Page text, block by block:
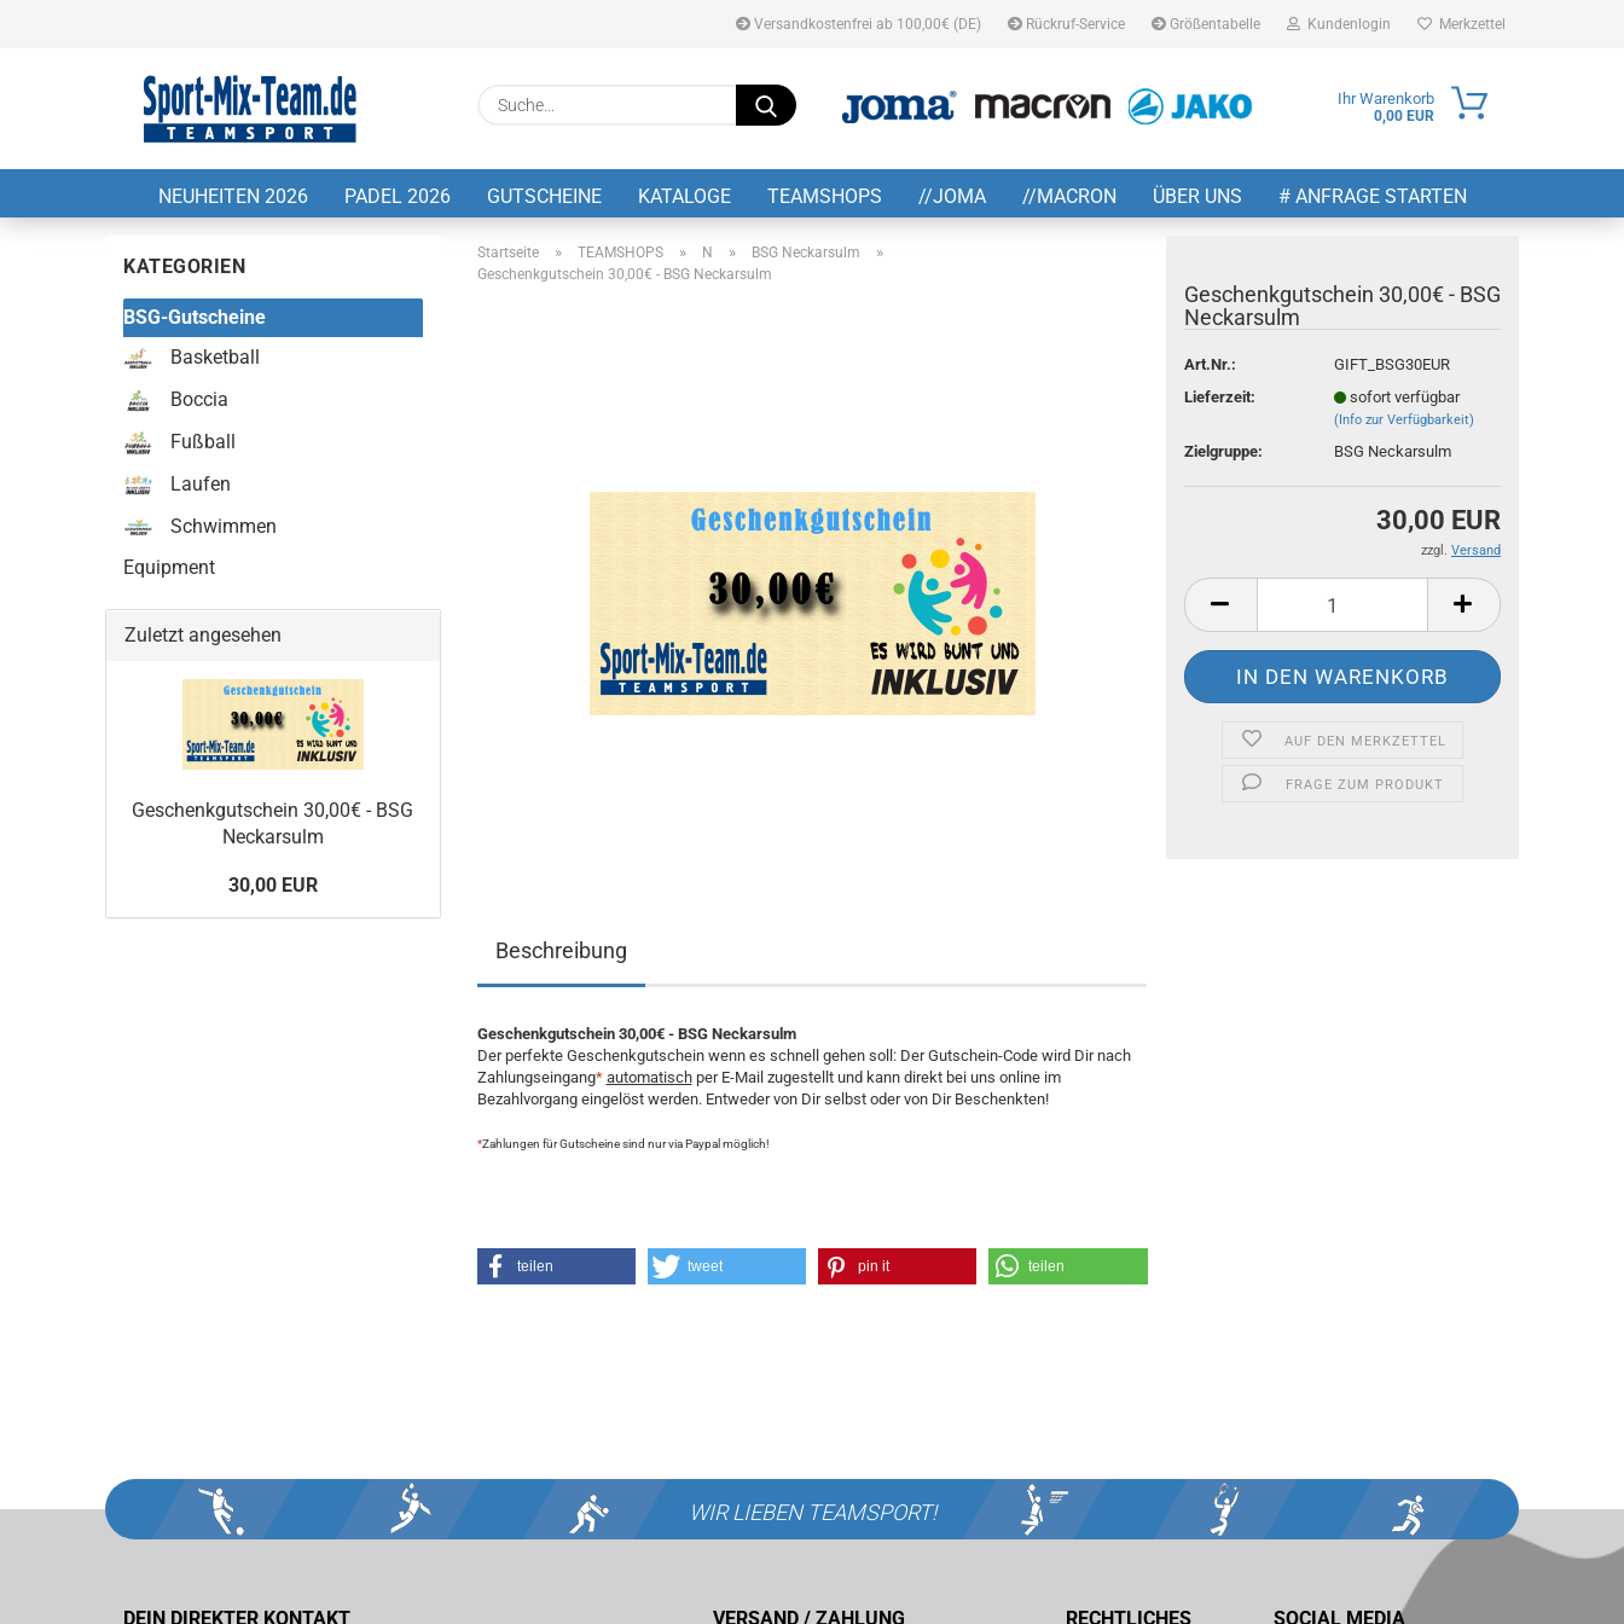
Versandkostenfrei ab 100,00€ (DE) Rückruf-Service Größentabelle Kundenlogin
Passwort
Passwort vergessen?
Merkzettel
Suche... Ihr Warenkorb
0,00 EUR
NEUHEITEN 2026 PADEL 2026 GUTSCHEINE KATALOGE TEAMSHOPS //JOMA //MACRON ÜBER UNS # ANFRAGE STARTEN
Startseite » TEAMSHOPS » N » BSG Neckarsulm »
Geschenkgutschein 30,00€ - BSG Neckarsulm
Geschenkgutschein 30,00€ - BSG
Neckarsulm
Art.Nr.:
GIFT_BSG30EUR
Lieferzeit:
sofort verfügbar
(Info zur Verfügbarkeit)
Zielgruppe: BSG Neckarsulm
30,00 EUR
zzgl. Versand
AUF DEN MERKZETTEL
FRAGE ZUM PRODUKT
Beschreibung
Geschenkgutschein 30,00€ - BSG Neckarsulm
Der perfekte Geschenkgutschein wenn es schnell gehen soll: Der Gutschein-Code wird Dir nach
Zahlungseingang* automatischper E-Mail zugestellt und kann direkt bei uns online im
Bezahlvorgang eingelöst werden. Entweder von Dir selbst oder von Dir Beschenkten!
*Zahlungen für Gutscheine sind nur via Paypal möglich!
teilen tweet pin it teilen
KATEGORIEN
BSG-Gutscheine
Basketball
Boccia
Fußball
Laufen
Schwimmen
Equipment
Zuletzt angesehen
Geschenkgutschein 30,00€ - BSG
Neckarsulm
30,00 EUR
WIR LIEBEN TEAMSPORT!
DEIN DIREKTER KONTAKT VERSAND / ZAHLUNG RECHTLICHES SOCIAL MEDIA